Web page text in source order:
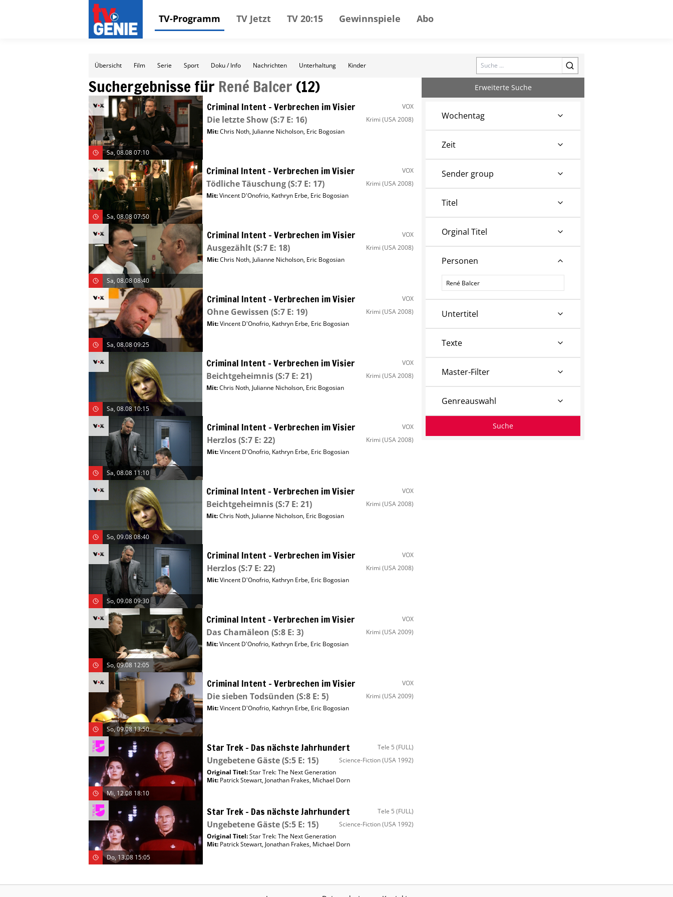
TV-Programm TV Jetzt TV 20:15 Gewinnspiele Abo
Übersicht Film Serie Sport Doku / Info Nachrichten Unterhaltung Kinder Search
Suchergebnisse für René Balcer (12)
Sa, 08.08 07:10
Criminal Intent – Verbrechen im Visier VOX
Die letzte Show(S:7 E: 16) Krimi (USA 2008)
Mit:Chris Noth, Julianne Nicholson, Eric Bogosian
Sa, 08.08 07:50
Criminal Intent – Verbrechen im Visier VOX
Tödliche Täuschung(S:7 E: 17) Krimi (USA 2008)
Mit:Vincent D'Onofrio, Kathryn Erbe, Eric Bogosian
Sa, 08.08 08:40
Criminal Intent – Verbrechen im Visier VOX
Ausgezählt(S:7 E: 18) Krimi (USA 2008)
Mit:Chris Noth, Julianne Nicholson, Eric Bogosian
Sa, 08.08 09:25
Criminal Intent – Verbrechen im Visier VOX
Ohne Gewissen (S:7 E: 19) Krimi (USA 2008)
Mit:Vincent D'Onofrio, Kathryn Erbe, Eric Bogosian
Sa, 08.08 10:15
Criminal Intent – Verbrechen im Visier VOX
Beichtgeheimnis(S:7 E: 21) Krimi (USA 2008)
Mit:Chris Noth, Julianne Nicholson, Eric Bogosian
Sa, 08.08 11:10
Criminal Intent – Verbrechen im Visier VOX
Herzlos(S:7 E: 22) Krimi (USA 2008)
Mit:Vincent D'Onofrio, Kathryn Erbe, Eric Bogosian
So, 09.08 08:40
Criminal Intent – Verbrechen im Visier VOX
Beichtgeheimnis(S:7 E: 21) Krimi (USA 2008)
Mit:Chris Noth, Julianne Nicholson, Eric Bogosian
So, 09.08 09:30
Criminal Intent – Verbrechen im Visier VOX
Herzlos(S:7 E: 22) Krimi (USA 2008)
Mit:Vincent D'Onofrio, Kathryn Erbe, Eric Bogosian
So, 09.08 12:05
Criminal Intent – Verbrechen im Visier VOX
Das Chamäleon (S:8 E: 3) Krimi (USA 2009)
Mit:Vincent D'Onofrio, Kathryn Erbe, Eric Bogosian
So, 09.08 13:50
Criminal Intent – Verbrechen im Visier VOX
Die sieben Todsünden (S:8 E: 5) Krimi (USA 2009)
Mit:Vincent D'Onofrio, Kathryn Erbe, Eric Bogosian
Mi, 12.08 18:10
Star Trek – Das nächste Jahrhundert Tele 5 (FULL)
Ungebetene Gäste(S:5 E: 15) Science-Fiction(USA 1992)
Original Titel:Star Trek: The Next Generation
Mit: Patrick Stewart, Jonathan Frakes, Michael Dorn
Do, 13.08 15:05
Star Trek – Das nächste Jahrhundert Tele 5 (FULL)
Ungebetene Gäste(S:5 E: 15) Science-Fiction(USA 1992)
Original Titel:Star Trek: The Next Generation
Mit: Patrick Stewart, Jonathan Frakes, Michael Dorn
Erweiterte Suche
Wochentag
Zeit
Sender group
Titel
Orginal Titel
Personen
Personen
Untertitel
Texte
Master-Filter
Genreauswahl
Suche